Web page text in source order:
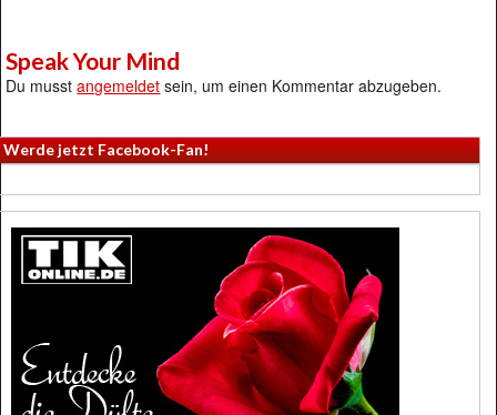
Speak Your Mind
Du musstangemeldet sein, um einen Kommentar abzugeben.
Werde jetzt Facebook-Fan!